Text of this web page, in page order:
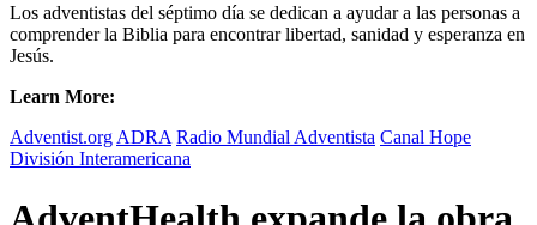
Los adventistas del séptimo día se dedican a ayudar a las personas a
comprender la Biblia para encontrar libertad, sanidad y esperanza en
Jesús.
Learn More:
Adventist.org ADRA Radio Mundial Adventista Canal Hope
División Interamericana